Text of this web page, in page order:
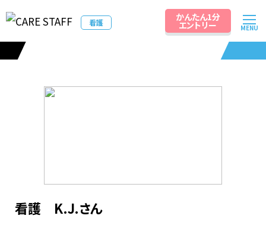
看護 かんたん1分
エントリー MENU
派遣スタッフの声
看護 K.J.さん